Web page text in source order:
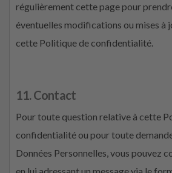
régulièrement cette page pour
éventuelles modifications ou mises à
cette Politique de confidentialité.
11. Contact
Pour toute question relative à cette
confidentialité ou pour toute
Données Personnelles, vous pouvez